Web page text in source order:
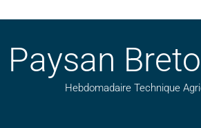
Paysan
Hebdomadaire Technique